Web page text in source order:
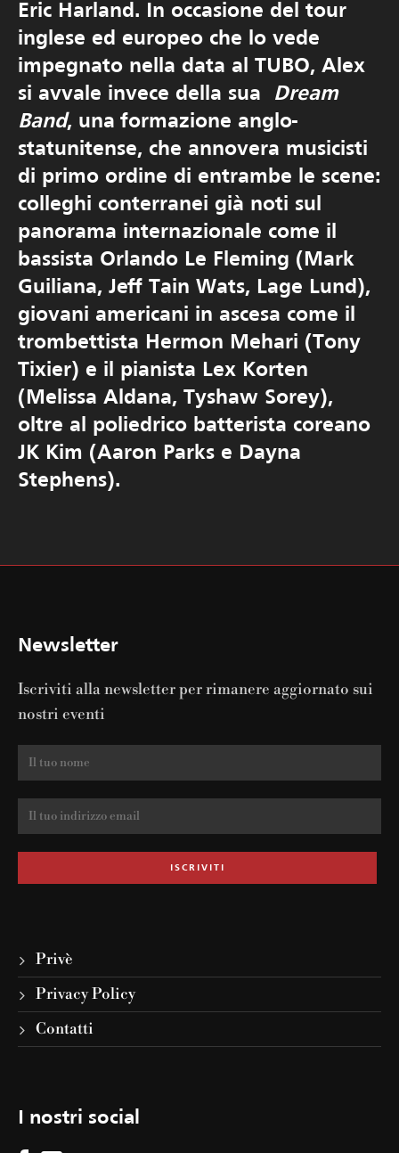
Eric Harland. In occasione del tour
inglese ed europeo che lo vede
impegnato nella data al TUBO, Alex
si avvale invece della sua Dream
Band, una formazione anglo-
statunitense, che annovera musicisti
di primo ordine di entrambe le scene:
colleghi conterranei già noti sul
panorama internazionale come il
bassista Orlando Le Fleming (Mark
Guiliana, Jeff Tain Wats, Lage Lund),
giovani americani in ascesa come il
trombettista Hermon Mehari (Tony
Tixier) e il pianista Lex Korten
(Melissa Aldana, Tyshaw Sorey),
oltre al poliedrico batterista coreano
JK Kim (Aaron Parks e Dayna
Stephens).
Newsletter
Iscriviti alla newsletter per rimanere aggiornato sui
nostri eventi
Privè
Privacy Policy
Contatti
I nostri social